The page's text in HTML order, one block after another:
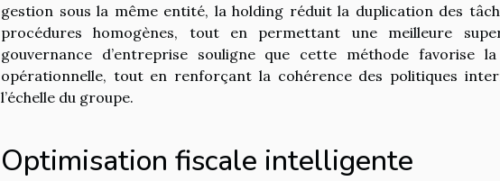
gestion sous la même entité, la holding réduit la duplication des
procédures homogènes, tout en permettant une meilleure
gouvernance d’entreprise souligne que cette méthode favorise
opérationnelle, tout en renforçant la cohérence des politiques
l’échelle du groupe.
Optimisation fiscale intelligente